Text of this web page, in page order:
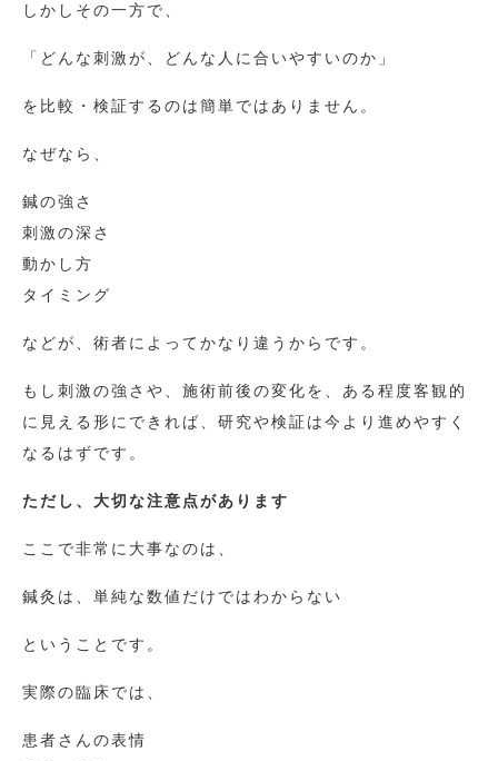
しかしその一方で、
「どんな刺激が、どんな人に合いやすいのか」
を比較・検証するのは簡単ではありません。
なぜなら、
鍼の強さ
刺激の深さ
動かし方
タイミング
などが、術者によってかなり違うからです。
もし刺激の強さや、施術前後の変化を、ある程度客観的
に見える形にできれば、研究や検証は今より進めやすく
なるはずです。
ただし、大切な注意点があります
ここで非常に大事なのは、
鍼灸は、単純な数値だけではわからない
ということです。
実際の臨床では、
患者さんの表情